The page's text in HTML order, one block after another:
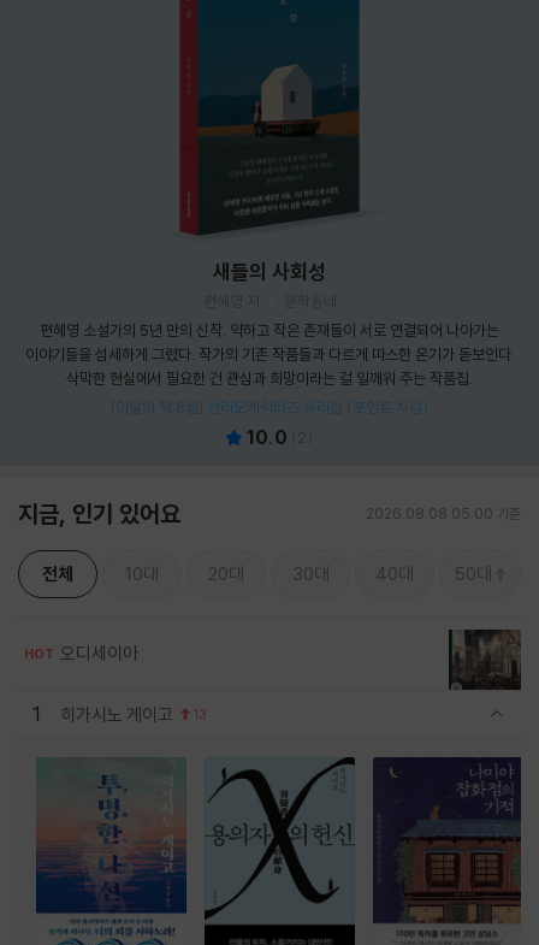
새들의 사회성
편혜영 소설가의 5년 만의 신작. 약하고 작은 존재들이 서로 연결되어 나아가는
이야기들을 섬세하게 그렸다. 작가의 기존 작품들과 다르게 따스한 온기가 돋보인다.
삭막한 현실에서 필요한 건 관심과 희망이라는 걸 일깨워 주는 작품집.
[이달의 책 8월] 산리오캐릭터즈 유리컵 (포인트 차감)
10.0
지금, 인기 있어요 2026.08.08 05:00 기준
전체 10대 20대 30대 40대 50대
HOT 오디세이아
1 히가시노 게이고 13